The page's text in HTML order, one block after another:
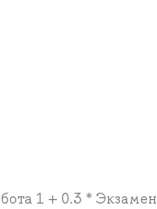
1 + 0.3 * Экзамен